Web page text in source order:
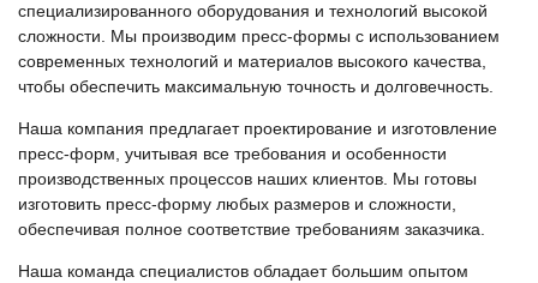
специализированного оборудования и технологий высокой
сложности. Мы производим пресс-формы с использованием
современных технологий и материалов высокого качества,
чтобы обеспечить максимальную точность и долговечность.
Наша компания предлагает проектирование и изготовление
пресс-форм, учитывая все требования и особенности
производственных процессов наших клиентов. Мы готовы
изготовить пресс-форму любых размеров и сложности,
обеспечивая полное соответствие требованиям заказчика.
Наша команда специалистов обладает большим опытом